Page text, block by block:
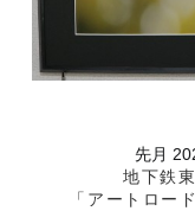
先月
地下鉄
「アートロー